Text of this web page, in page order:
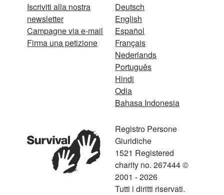
Iscriviti alla nostra
newsletter
Campagne via e-mail
Firma una petizione
Deutsch
English
Español
Français
Nederlands
Português
Hindi
Odia
Bahasa Indonesia
Registro Persone
Giuridiche
1521 Registered
charity no. 267444 ©
2001 - 2026
Tutti i diritti riservati.